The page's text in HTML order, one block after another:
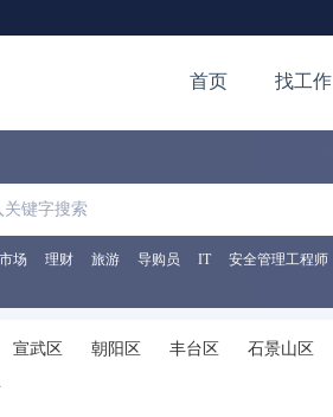
首页 找工作
市场 理财 旅游 导购员 IT 安全管理工程师
宣武区 朝阳区 丰台区 石景山区